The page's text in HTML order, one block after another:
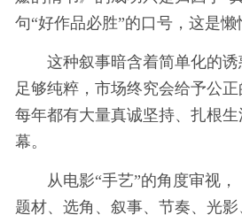
句“好作品必胜”的口号，这是懒
这种叙事暗含着简单化的
足够纯粹，市场终究会给予公正
每年都有大量真诚坚持、扎根
幕。
从电影“手艺”的角度审视
题材、选角、叙事、节奏、光